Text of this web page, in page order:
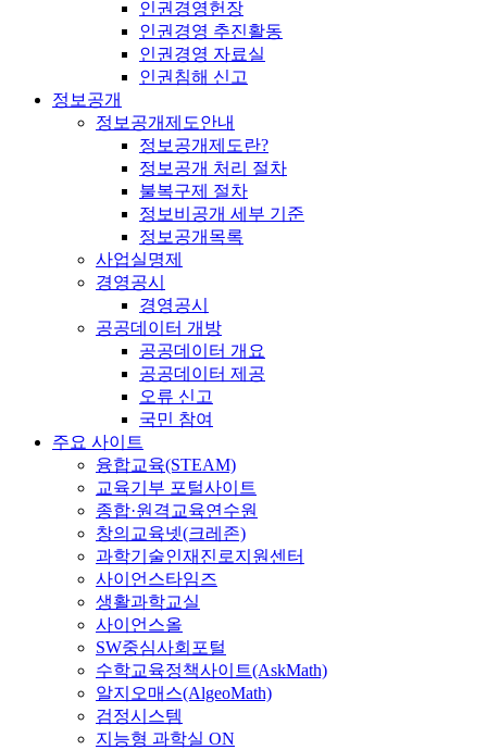
인권경영헌장
인권경영 추진활동
인권경영 자료실
인권침해 신고
정보공개
정보공개제도안내
정보공개제도란?
정보공개 처리 절차
불복구제 절차
정보비공개 세부 기준
정보공개목록
사업실명제
경영공시
경영공시
공공데이터 개방
공공데이터 개요
공공데이터 제공
오류 신고
국민 참여
주요 사이트
융합교육(STEAM)
교육기부 포털사이트
종합·원격교육연수원
창의교육넷(크레존)
과학기술인재진로지원센터
사이언스타임즈
생활과학교실
사이언스올
SW중심사회포털
수학교육정책사이트(AskMath)
알지오매스(AlgeoMath)
검정시스템
지능형 과학실 ON